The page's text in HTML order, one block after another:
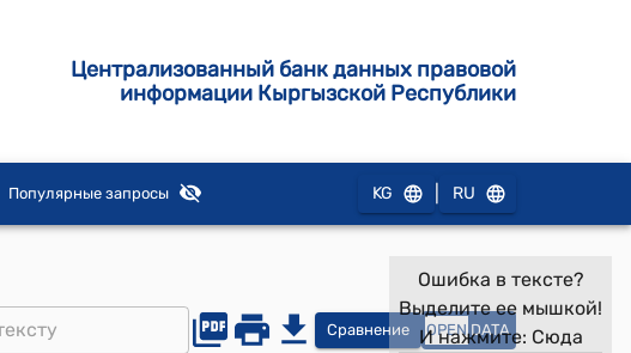
Централизованный банк данных правовой
информации Кыргызской Республики
Популярные запросы KG RU
Сравнение OPEN DATA
Ошибка в тексте?
Выделите ее мышкой!
И нажмите: Сюда